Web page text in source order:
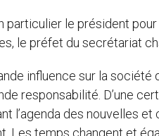
le président
le préfet du secrétariat
influence sur la société
responsabilité. D’une
l’agenda des nouvelles
Les temps changent et